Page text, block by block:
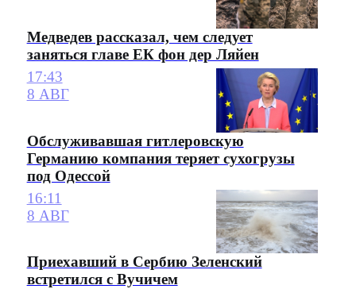
Медведев рассказал, чем следует
заняться главе ЕК фон дер Ляйен
17:43
8 АВГ
Обслуживавшая гитлеровскую
Германию компания теряет сухогрузы
под Одессой
16:11
8 АВГ
Приехавший в Сербию Зеленский
встретился с Вучичем